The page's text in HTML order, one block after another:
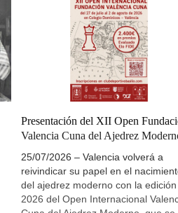
a punto de informar sobre esta
supimos que no figura entre los tres
candidatos cuyas postulaciones
la oficina de la FIDE antes de la
límite. El mundo de la política del
ajedrez está pasando por un
Presentación del XII Open
Valencia Cuna del Ajedrez
25/07/2026 – Valencia volverá a
reivindicar su papel en el
del ajedrez moderno con la edición
2026 del Open Internacional